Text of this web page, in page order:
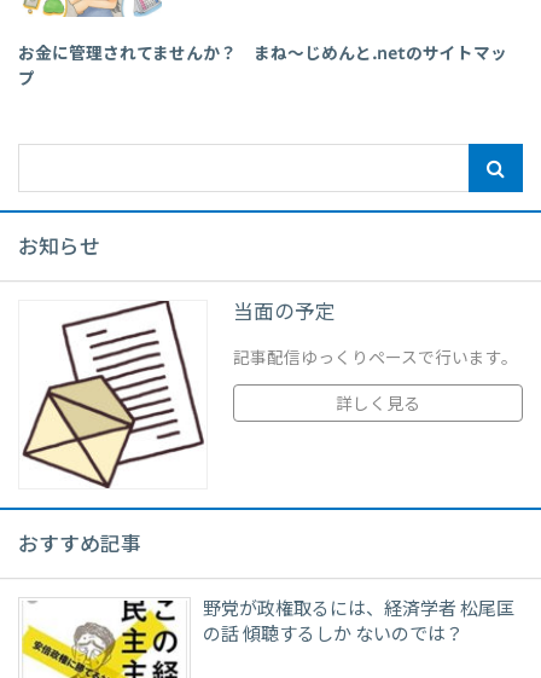
お金に管理されてませんか？ まね～じめんと.netのサイトマッ
プ
お知らせ
当面の予定
記事配信ゆっくりペースで行います。
詳しく見る
おすすめ記事
野党が政権取るには、経済学者 松尾匡
の話 傾聴するしか ないのでは？